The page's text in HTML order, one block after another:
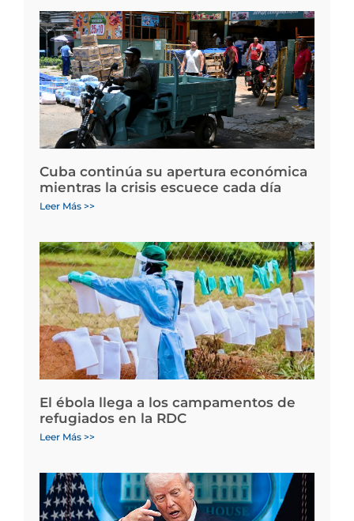
Cuba continúa su apertura económica
mientras la crisis escuece cada día
Leer Más >>
El ébola llega a los campamentos de
refugiados en la RDC
Leer Más >>